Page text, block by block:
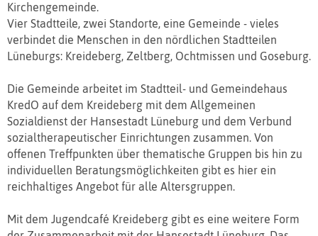
Kirchengemeinde.
Vier Stadtteile, zwei Standorte, eine Gemeinde - vieles
verbindet die Menschen in den nördlichen Stadtteilen
Lüneburgs: Kreideberg, Zeltberg, Ochtmissen und Goseburg.
Die Gemeinde arbeitet im Stadtteil- und Gemeindehaus
KredO auf dem Kreideberg mit dem Allgemeinen
Sozialdienst der Hansestadt Lüneburg und dem Verbund
sozialtherapeutischer Einrichtungen zusammen. Von
offenen Treffpunkten über thematische Gruppen bis hin zu
individuellen Beratungsmöglichkeiten gibt es hier ein
reichhaltiges Angebot für alle Altersgruppen.
Mit dem Jugendcafé Kreideberg gibt es eine weitere Form